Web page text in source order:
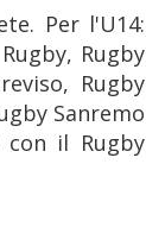
Per l'U14:
Rugby
Rugby
Sanremo
con il Rugby